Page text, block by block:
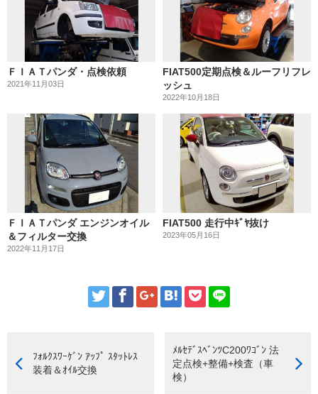
ＦＩＡＴパンダ・点検依頼
2021年11月03日
FIAT500定期点検＆ルーフリフレ
ッシュ
2022年10月18日
ＦＩＡＴパンダ エンジンオイル
＆フィルター交換
2022年11月17日
FIAT500 走行中ｷﾞﾔ抜け
2023年05月16日
ﾌｫﾙｸｽﾜｰｹﾞﾝ ｱｯﾌﾟ ｽﾀｯﾄﾚｽ
装着＆ｵｲﾙ交換
ﾒﾙｾﾃﾞｽﾍﾞﾝﾂC200ﾜｺﾞﾝ 法
定点検+整備+検査（車
検）